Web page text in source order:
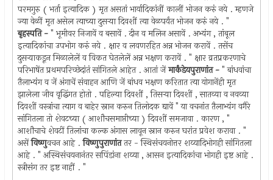
परमगुरु ( भर्ता इत्यादिक ) मृत असतां भार्यादिकांनीं कालीं भोजन करुं नये . म्हणजे
ज्या वेळीं मृत असेल त्याच्या दुसर्‍या दिवशीं त्या वेळपर्यंत भोजन करुं नये . "
बृहस्पति -" भूमीवर निजावें व बसावें . दीन व मलिन असावें . अभ्यंग , तांबूल
इत्यादिकांचा उपभोग करुं नये . क्षार व लवणरहित अन्न भोजन करावें . तसेंच
दुसर्‍याकडून मिळालेलें व विकत घेतलेलें अन्न भक्षण करावें . " क्षार व्रतप्रकरणाचे
परिभाषेंत प्रथमपरिच्छेदांतं सांगितले आहेत . आतां जेंमार्कंडेयपुराणांत -" बांधवांचा
तैलाभ्यंग व जें अंगाचें संवाहन आणि जें बांधव भक्षण करितात त्या योगानेंही मृत
झालेला जीव वृद्धिंगत होतो . पहिल्या दिवशीं , तिसर्‍या दिवशीं , सातव्या व नवव्या
दिवशीं वस्त्रांचा त्याग व बाहेर स्नान करुन तिलोदक द्यावें " या वचनांत तैलाभ्यंग वगैरे
सांगितला तो शेवटच्या ( आशौचसमाप्तीच्या ) दिवशीं समजावा . कारण , "
आशौचाचे शेवटीं तिलांचा कल्क अंगास लावून स्नान करुन घरांत प्रवेश करावा . "
असेंविष्णुवचन आहे .विष्णुपुराणांततर - स्थिसंचयनोत्तर शय्यादिभोगही सांगितला
आहे . " अस्थिसंचयनानंतर सपिंडांना शय्या , आसन इत्यादिकांचा भोगही इष्ट आहे .
स्त्रीसंग तर इष्ट नाहीं . "